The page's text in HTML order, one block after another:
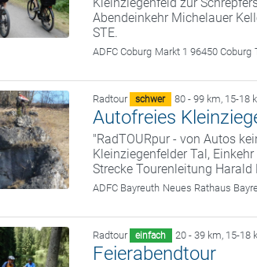
Abendeinkehr Michelauer
STE.
ADFC Coburg Markt 1 96450 Coburg
Radtour schwer 80 - 99 km, 15-18
Autofreies
"RadTOURpur - von Autos
Kleinziegenfelder Tal,
Strecke Tourenleitung Harald
ADFC Bayreuth Neues Rathaus
Radtour einfach 20 - 39 km, 15-18
Feierabendtour